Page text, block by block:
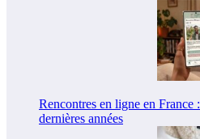
Rencontres en ligne en France
dernières années